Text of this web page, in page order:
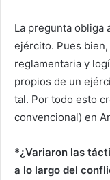
La pregunta obliga
ejército. Pues
reglamentaria y
propios de un
tal. Por todo esto
convencional) en
*¿Variaron las
a lo largo del